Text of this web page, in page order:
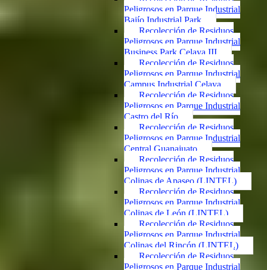
Peligrosos en Parque Industrial
Bajío Industrial Park
Recolección de Residuos
Peligrosos en Parque Industrial
Business Park Celaya III
Recolección de Residuos
Peligrosos en Parque Industrial
Campus Industrial Celaya
Recolección de Residuos
Peligrosos en Parque Industrial
Castro del Río
Recolección de Residuos
Peligrosos en Parque Industrial
Central Guanajuato
Recolección de Residuos
Peligrosos en Parque Industrial
Colinas de Apaseo (LINTEL)
Recolección de Residuos
Peligrosos en Parque Industrial
Colinas de León (LINTEL)
Recolección de Residuos
Peligrosos en Parque Industrial
Colinas del Rincón (LINTEL)
Recolección de Residuos
Peligrosos en Parque Industrial